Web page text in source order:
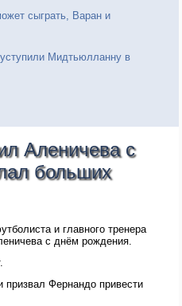
сыграть, Варан и
Мидтьюлланну в
Аленичева с
больших
и главного тренера
с днём рождения.
призвал Фернандо привести